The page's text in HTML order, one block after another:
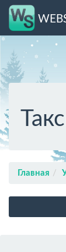
Главная